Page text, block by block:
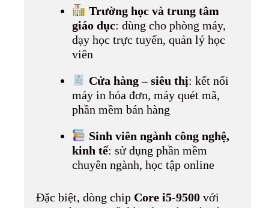
Trường học và trung tâm
giáo dục: dùng cho phòng máy,
dạy học trực tuyến, quản lý học
viên
Cửa hàng – siêu thị: kết nối
máy in hóa đơn, máy quét mã,
phần mềm bán hàng
Sinh viên ngành công nghệ,
kinh tế: sử dụng phần mềm
chuyên ngành, học tập online
Đặc biệt, dòng chip Core i5-9500 với